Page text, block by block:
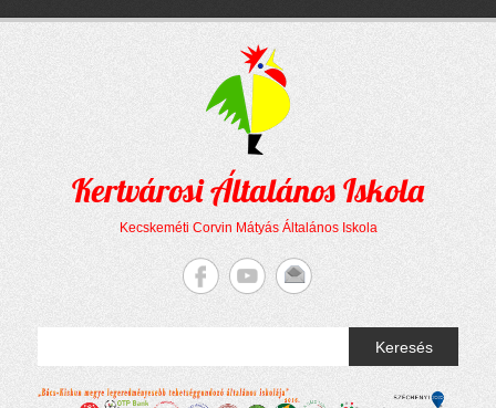
Kertvárosi Általános Iskola
Kecskeméti Corvin Mátyás Általános Iskola
Keresés